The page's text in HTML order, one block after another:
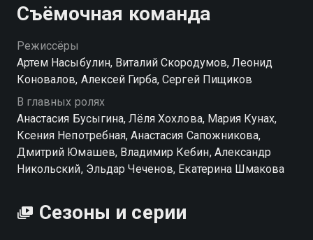
Но сериал не разделен на черные и белые полосы.
Все как в жизни перемешано и перепутано. Кто-то
из разводящихся будет абсолютно счастлив, а для
кого-то брак – примирение с трагической
неизбежностью. В каждой серии - две разных по
Съёмочная команда
Режиссёры
Артем Насыбулин, Виталий Скородумов, Леонид
Коновалов, Алексей Гирба, Сергей Пищиков
В главных ролях
Анастасия Бусыгина, Лёля Хохлова, Мария Кунах,
Ксения Непотребная, Анастасия Сапожникова,
Дмитрий Юмашев, Владимир Кебин, Александр
Никольский, Эльдар Чеченов, Екатерина Шмакова
Сезоны и серии